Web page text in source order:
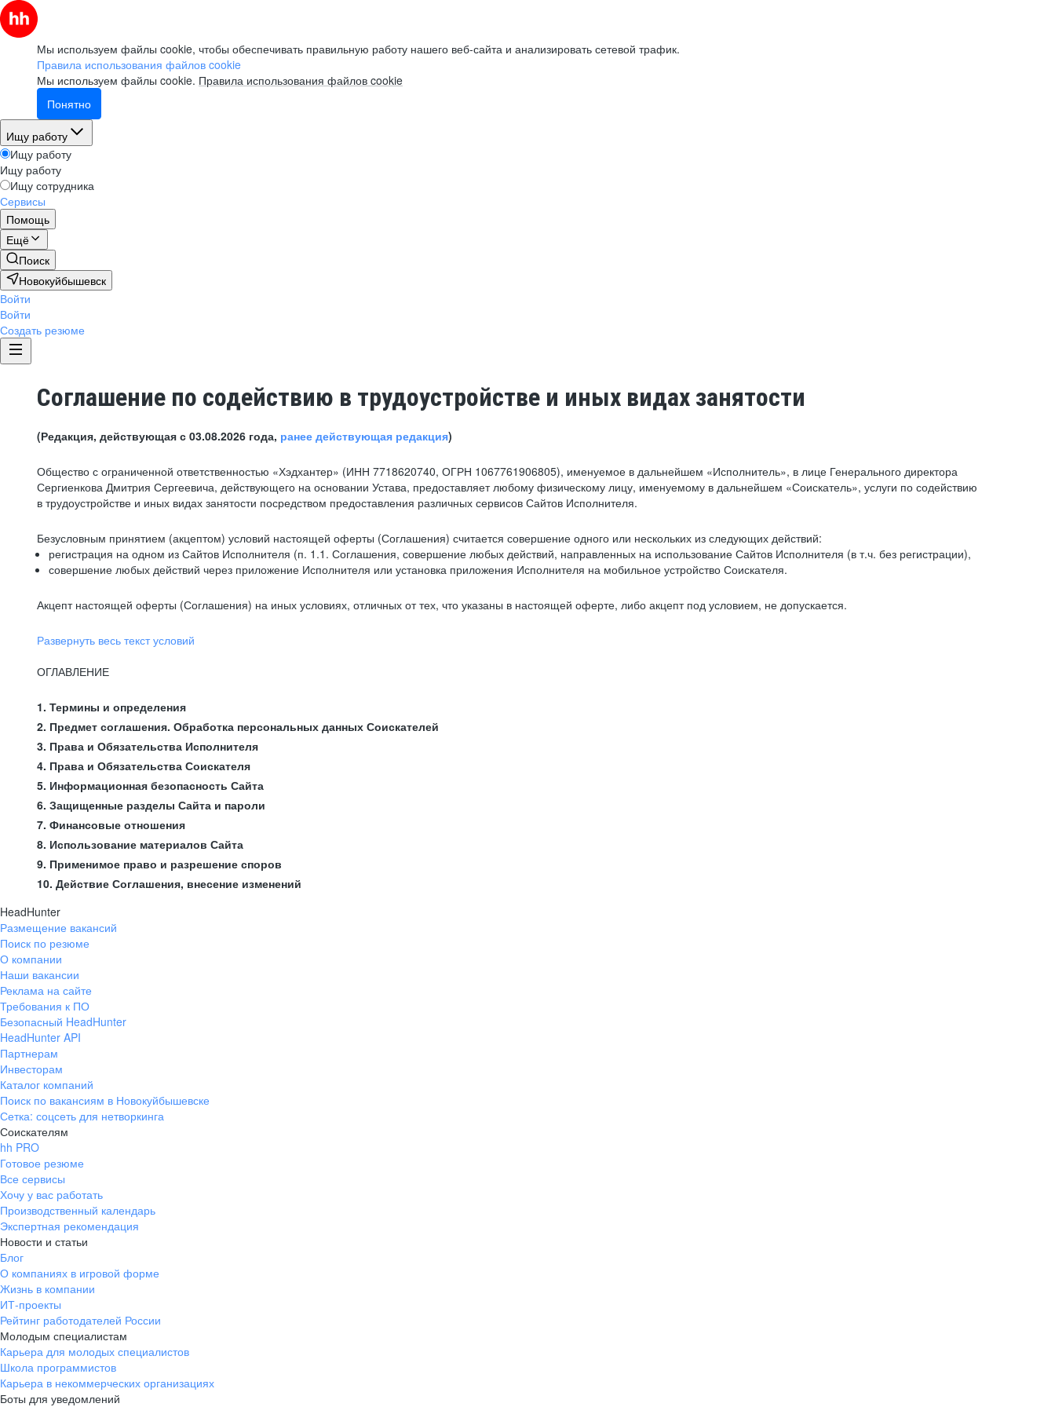
Мы используем файлы cookie, чтобы обеспечивать правильную работу нашего веб-сайта и анализировать сетевой трафик.
Правила использования файлов cookie
Мы используем файлы cookie. Правила использования файлов cookie
Понятно
Ищу работу
Ищу работу
Ищу работу
Ищу сотрудника
Сервисы
Помощь
Ещё
Поиск
Новокуйбышевск
Войти
Войти
Создать резюме
Соглашение по содействию в трудоустройстве и иных видах занятости
(Редакция, действующая с 03.08.2026 года, ранее действующая редакция)
Общество с ограниченной ответственностью «Хэдхантер» (ИНН 7718620740, ОГРН 1067761906805), именуемое в дальнейшем «Исполнитель», в лице Генерального директора
Сергиенкова Дмитрия Сергеевича, действующего на основании Устава, предоставляет любому физическому лицу, именуемому в дальнейшем «Соискатель», услуги по содействию
в трудоустройстве и иных видах занятости посредством предоставления различных сервисов Сайтов Исполнителя.
Безусловным принятием (акцептом) условий настоящей оферты (Соглашения) считается совершение одного или нескольких из следующих действий:
регистрация на одном из Сайтов Исполнителя (п. 1.1. Соглашения, совершение любых действий, направленных на использование Сайтов Исполнителя (в т.ч. без регистрации),
совершение любых действий через приложение Исполнителя или установка приложения Исполнителя на мобильное устройство Соискателя.
Акцепт настоящей оферты (Соглашения) на иных условиях, отличных от тех, что указаны в настоящей оферте, либо акцепт под условием, не допускается.
Развернуть весь текст условий
ОГЛАВЛЕНИЕ
1. Термины и определения
2. Предмет соглашения. Обработка персональных данных Соискателей
3. Права и Обязательства Исполнителя
4. Права и Обязательства Соискателя
5. Информационная безопасность Сайта
6. Защищенные разделы Сайта и пароли
7. Финансовые отношения
8. Использование материалов Сайта
9. Применимое право и разрешение споров
10. Действие Соглашения, внесение изменений
HeadHunter
Размещение вакансий
Поиск по резюме
О компании
Наши вакансии
Реклама на сайте
Требования к ПО
Безопасный HeadHunter
HeadHunter API
Партнерам
Инвесторам
Каталог компаний
Поиск по вакансиям в Новокуйбышевске
Сетка: соцсеть для нетворкинга
Соискателям
hh PRO
Готовое резюме
Все сервисы
Хочу у вас работать
Производственный календарь
Экспертная рекомендация
Новости и статьи
Блог
О компаниях в игровой форме
Жизнь в компании
ИТ-проекты
Рейтинг работодателей России
Молодым специалистам
Карьера для молодых специалистов
Школа программистов
Карьера в некоммерческих организациях
Боты для уведомлений